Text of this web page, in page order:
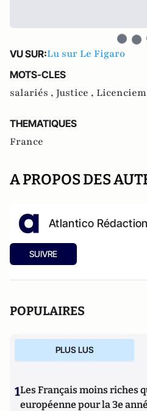
VU SUR:Lu sur Le Figaro
MOTS-CLES
salariés , Justice ,
THEMATIQUES
France
A PROPOS DES
Atlantico Rédaction
SUIVRE
POPULAIRES
PLUS LUS
1Les Français moins riches
européenne pour la 3e